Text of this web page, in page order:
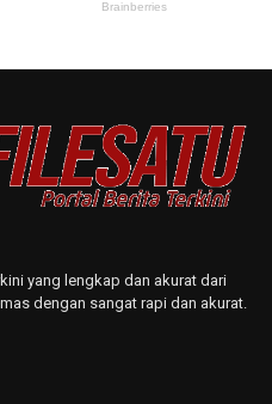
yang lengkap dan akurat dari
dengan sangat rapi dan akurat.